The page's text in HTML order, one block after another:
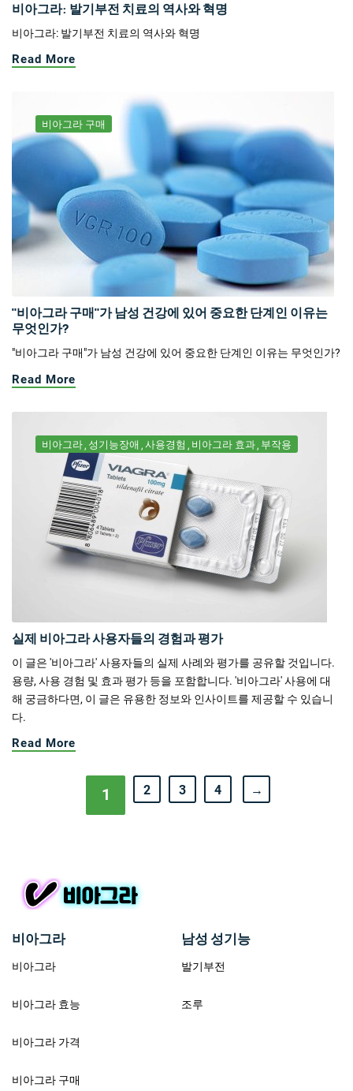
비아그라: 발기부전 치료의 역사와 혁명
비아그라: 발기부전 치료의 역사와 혁명
Read More
비아그라 구매
"비아그라 구매"가 남성 건강에 있어 중요한 단계인 이유는
무엇인가?
"비아그라 구매"가 남성 건강에 있어 중요한 단계인 이유는 무엇인가?
Read More
비아그라 성기능장애 사용경험 비아그라 효과 부작용
실제 비아그라 사용자들의 경험과 평가
이 글은 '비아그라' 사용자들의 실제 사례와 평가를 공유할 것입니다.
용량, 사용 경험 및 효과 평가 등을 포함합니다. '비아그라' 사용에 대
해 궁금하다면, 이 글은 유용한 정보와 인사이트를 제공할 수 있습니
다.
Read More
1 2 3 4 →
비아그라
비아그라
비아그라 효능
비아그라 가격
비아그라 구매
남성 성기능
발기부전
조루